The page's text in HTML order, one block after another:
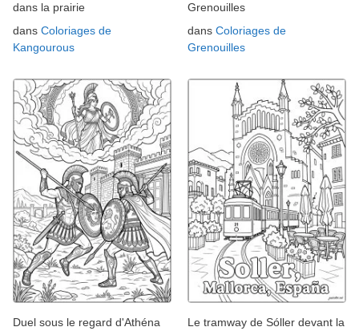
dans la prairie
dans Coloriages de
Kangourous
Grenouilles
dans Coloriages de
Grenouilles
Duel sous le regard d'Athéna
Le tramway de Sóller devant la